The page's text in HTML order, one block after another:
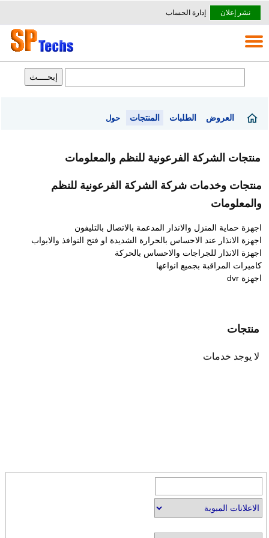
نشر إعلان إدارة الحساب
العروض الطلبات المنتجات حول
منتجات الشركة الفرعونية للنظم والمعلومات
منتجات وخدمات شركة الشركة الفرعونية للنظم
والمعلومات
اجهزة حماية المنزل والانذار المدعمة بالاتصال بالتليفون
اجهزة الانذار عند الاحساس بالحرارة الشديدة او فتح النوافذ والابواب
اجهزة الانذار للجراجات والاحساس بالحركة
كاميرات المراقبة بجميع انواعها
اجهزة dvr
منتجات
لا يوجد خدمات